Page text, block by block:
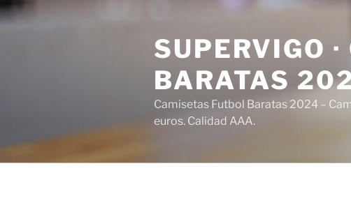
Saltar
al
SUPERVIGO
BARATAS
Camisetas Futbol Baratas 2024 –
euros. Calidad AAA.